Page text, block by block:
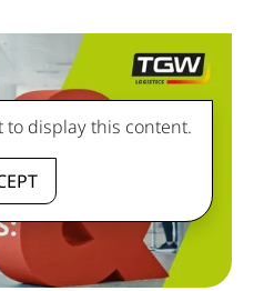
to display this content.